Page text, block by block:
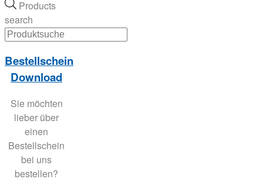
Products
search
Bestellschein
Download
Sie möchten
lieber über
einen
Bestellschein
bei uns
bestellen?